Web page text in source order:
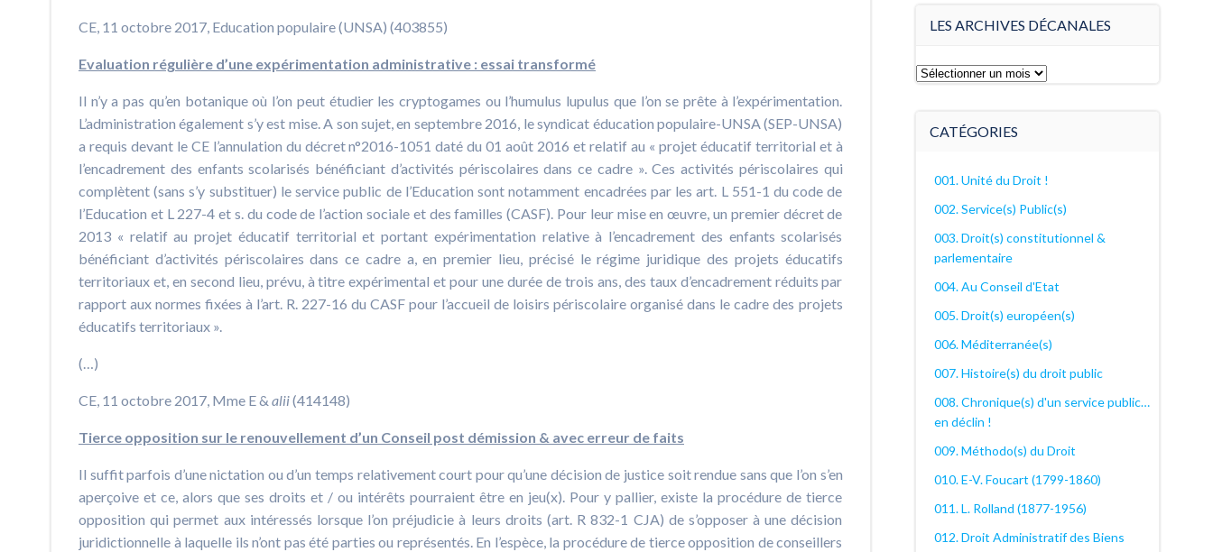
CE, 11 octobre 2017, Education populaire (UNSA) (403855)
Evaluation régulière d’une expérimentation administrative : essai transformé
Il n’y a pas qu’en botanique où l’on peut étudier les cryptogames ou l’humulus lupulus que l’on se prête à l’expérimentation.
L’administration également s’y est mise. A son sujet, en septembre 2016, le syndicat éducation populaire-UNSA (SEP-UNSA)
a requis devant le CE l’annulation du décret n°2016-1051 daté du 01 août 2016 et relatif au « projet éducatif territorial et à
l’encadrement des enfants scolarisés bénéficiant d’activités périscolaires dans ce cadre ». Ces activités périscolaires qui
complètent (sans s’y substituer) le service public de l’Education sont notamment encadrées par les art. L 551-1 du code de
l’Education et L 227-4 et s. du code de l’action sociale et des familles (CASF). Pour leur mise en œuvre, un premier décret de
2013 « relatif au projet éducatif territorial et portant expérimentation relative à l’encadrement des enfants scolarisés
bénéficiant d’activités périscolaires dans ce cadre a, en premier lieu, précisé le régime juridique des projets éducatifs
territoriaux et, en second lieu, prévu, à titre expérimental et pour une durée de trois ans, des taux d’encadrement réduits par
rapport aux normes fixées à l’art. R. 227-16 du CASF pour l’accueil de loisirs périscolaire organisé dans le cadre des projets
éducatifs territoriaux ».
(…)
CE, 11 octobre 2017, Mme E & alii(414148)
Tierce opposition sur le renouvellement d’un Conseil post démission & avec erreur de faits
Il suffit parfois d’une nictation ou d’un temps relativement court pour qu’une décision de justice soit rendue sans que l’on s’en
aperçoive et ce, alors que ses droits et / ou intérêts pourraient être en jeu(x). Pour y pallier, existe la procédure de tierce
opposition qui permet aux intéressés lorsque l’on préjudicie à leurs droits (art. R 832-1 CJA) de s’opposer à une décision
juridictionnelle à laquelle ils n’ont pas été parties ou représentés. En l’espèce, la procédure de tierce opposition de conseillers
LES ARCHIVES DÉCANALES
Les
CATÉGORIES
001. Unité du Droit !
002. Service(s) Public(s)
003. Droit(s) constitutionnel &
parlementaire
004. Au Conseil d'Etat
005. Droit(s) européen(s)
006. Méditerranée(s)
007. Histoire(s) du droit public
008. Chronique(s) d'un service public…
en déclin !
009. Méthodo(s) du Droit
010. E-V. Foucart (1799-1860)
011. L. Rolland (1877-1956)
012. Droit Administratif des Biens